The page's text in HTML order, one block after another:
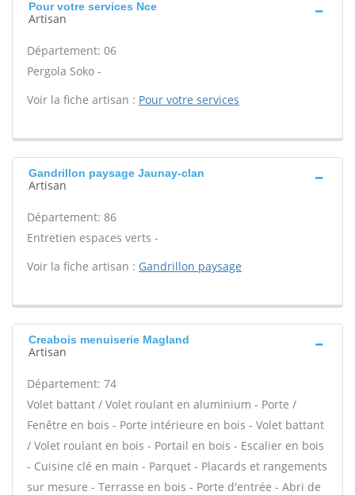
Pour votre services Nce
Artisan
Département: 06
Pergola Soko -
Voir la fiche artisan : Pour votre services
Gandrillon paysage Jaunay-clan
Artisan
Département: 86
Entretien espaces verts -
Voir la fiche artisan : Gandrillon paysage
Creabois menuiserie Magland
Artisan
Département: 74
Volet battant / Volet roulant en aluminium - Porte /
Fenêtre en bois - Porte intérieure en bois - Volet battant
/ Volet roulant en bois - Portail en bois - Escalier en bois
- Cuisine clé en main - Parquet - Placards et rangements
sur mesure - Terrasse en bois - Porte d'entrée - Abri de